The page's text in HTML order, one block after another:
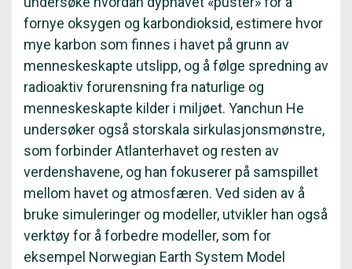
fornye oksygen og karbondioksid, estimere hvor
mye karbon som finnes i havet på grunn av
menneskeskapte utslipp, og å følge spredning av
radioaktiv forurensning fra naturlige og
menneskeskapte kilder i miljøet. Yanchun He
undersøker også storskala sirkulasjonsmønstre,
som forbinder Atlanterhavet og resten av
verdenshavene, og han fokuserer på samspillet
mellom havet og atmosfæren. Ved siden av å
bruke simuleringer og modeller, utvikler han også
verktøy for å forbedre modeller, som for
eksempel Norwegian Earth System Model